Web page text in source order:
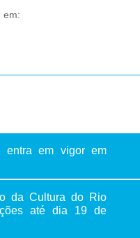
entra em vigor em
da Cultura do Rio
até dia 19 de